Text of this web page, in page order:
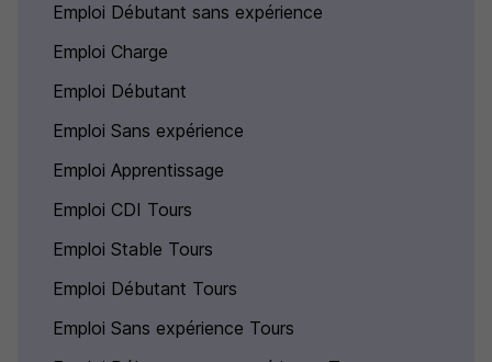
Emploi Débutant sans expérience
Emploi Charge
Emploi Débutant
Emploi Sans expérience
Emploi Apprentissage
Emploi CDI Tours
Emploi Stable Tours
Emploi Débutant Tours
Emploi Sans expérience Tours